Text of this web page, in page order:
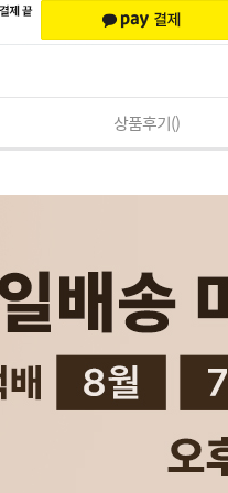
상품후기()